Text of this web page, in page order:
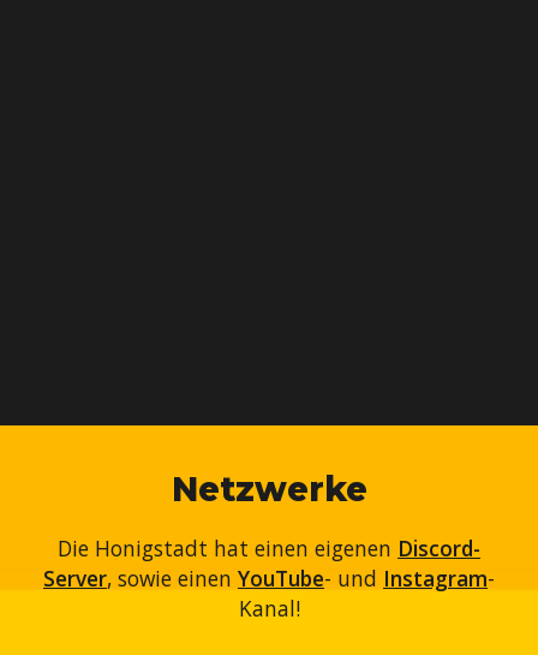
Netzwerke
Die Honigstadt hat einen eigenen Discord-
Server, sowie einen YouTube- und Instagram-
Kanal!